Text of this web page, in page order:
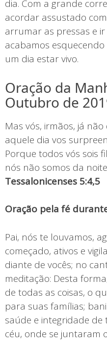
dia. Com a grande
acordar assustado
arrumar as pressas e
acabamos
um dia estar vivo.
Oração da
Outubro de
Mas vós, irmãos, já
aquele dia vos
Porque todos vós sois
nós não somos da
Tessalonicenses 5:4,5
Oração pela fé
Pai, nós te louvamos,
começado, ativos e
diante de vocês; no
meditação: Desta
de todas as coisas, o
para suas famílias;
saúde e integridade
céu, onde se juntaram